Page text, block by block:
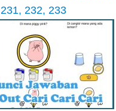
231, 232, 233